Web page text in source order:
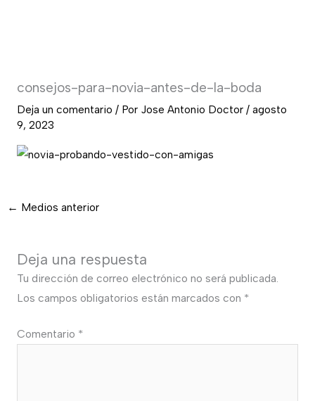
consejos-para-novia-antes-de-la-boda
Deja un comentario / Por Jose Antonio Doctor / agosto
9, 2023
← Medios anterior
Deja una respuesta
Tu dirección de correo electrónico no será publicada.
Los campos obligatorios están marcados con *
Comentario *